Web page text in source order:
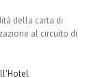
della carta di
al circuito di